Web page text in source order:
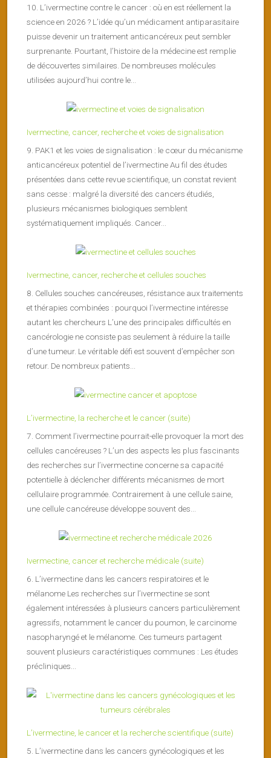
10. L’ivermectine contre le cancer : où en est réellement la
science en 2026 ? L’idée qu’un médicament antiparasitaire
puisse devenir un traitement anticancéreux peut sembler
surprenante. Pourtant, l’histoire de la médecine est remplie
de découvertes similaires. De nombreuses molécules
utilisées aujourd’hui contre le...
Ivermectine, cancer, recherche et voies de signalisation
9. PAK1 et les voies de signalisation : le cœur du mécanisme
anticancéreux potentiel de l’ivermectine Au fil des études
présentées dans cette revue scientifique, un constat revient
sans cesse : malgré la diversité des cancers étudiés,
plusieurs mécanismes biologiques semblent
systématiquement impliqués. Cancer...
Ivermectine, cancer, recherche et cellules souches
8. Cellules souches cancéreuses, résistance aux traitements
et thérapies combinées : pourquoi l’ivermectine intéresse
autant les chercheurs L’une des principales difficultés en
cancérologie ne consiste pas seulement à réduire la taille
d’une tumeur. Le véritable défi est souvent d’empêcher son
retour. De nombreux patients...
L’ivermectine, la recherche et le cancer (suite)
7. Comment l’ivermectine pourrait-elle provoquer la mort des
cellules cancéreuses ? L’un des aspects les plus fascinants
des recherches sur l’ivermectine concerne sa capacité
potentielle à déclencher différents mécanismes de mort
cellulaire programmée. Contrairement à une cellule saine,
une cellule cancéreuse développe souvent des...
Ivermectine, cancer et recherche médicale (suite)
6. L’ivermectine dans les cancers respiratoires et le
mélanome Les recherches sur l’ivermectine se sont
également intéressées à plusieurs cancers particulièrement
agressifs, notamment le cancer du poumon, le carcinome
nasopharyngé et le mélanome. Ces tumeurs partagent
souvent plusieurs caractéristiques communes : Les études
précliniques...
L’ivermectine, le cancer et la recherche scientifique (suite)
5. L’ivermectine dans les cancers gynécologiques et les